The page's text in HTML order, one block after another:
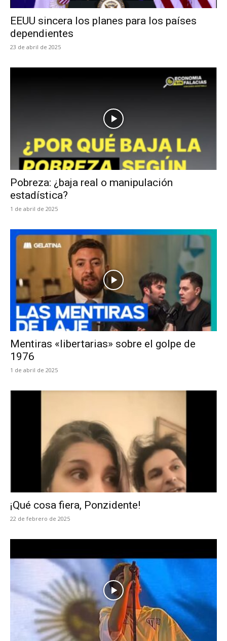
EEUU sincera los planes para los países
dependientes
23 de abril de 2025
Pobreza: ¿baja real o manipulación
estadística?
1 de abril de 2025
Mentiras «libertarias» sobre el golpe de
1976
1 de abril de 2025
¡Qué cosa fiera, Ponzidente!
22 de febrero de 2025